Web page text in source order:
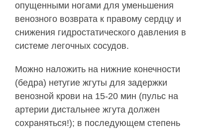
опущенными ногами для уменьшения
венозного возврата к правому сердцу и
снижения гидростатического давления в
системе легочных сосудов.
Можно наложить на нижние конечности
(бедра) нетугие жгуты для задержки
венозной крови на 15-20 мин (пульс на
артерии дистальнее жгута должен
сохраняться!); в последующем степень